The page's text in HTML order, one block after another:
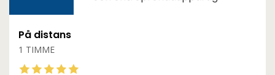
På distans
1 TIMME